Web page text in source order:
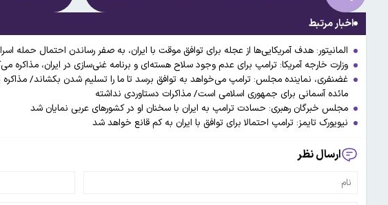
اخبار مرتبط
المانیتور: هدف آمریکایی‌ها از عجله برای توافق موقت با ایران، به صفر رساندن احتمال حمله
وزارت خارجه آمریکا: ترامپ برای عدم وجود سلاح هسته‌ای و برنامه غنی‌سازی در ایران، مذاکره
غضنفری، نماینده مجلس: ترامپ می‌خواهد به توافق برسد تا ما را تسلیم شدن بکشاند/ مذاکره
مائده آسمانی برای جمهوری اسلامی است/ مذاکرات دستاوردی نداشته
مجلس خبرگان رهبری: حسادت ترامپ به ایران با سخنان او در کشورهای عربی نمایان شد
نیویورک تایمز: ترامپ احتمالا برای توافق با ایران به کم قانع خواهد شد
ارسال نظر